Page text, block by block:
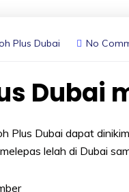
Plus Dubai No
Dubai
Plus Dubai dapat
lelah di Dubai